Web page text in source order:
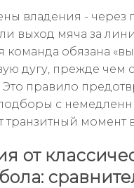
владения - через
выход мяча за
команда обязана
дугу, прежде чем
Это правило
с
транзитный момент
от